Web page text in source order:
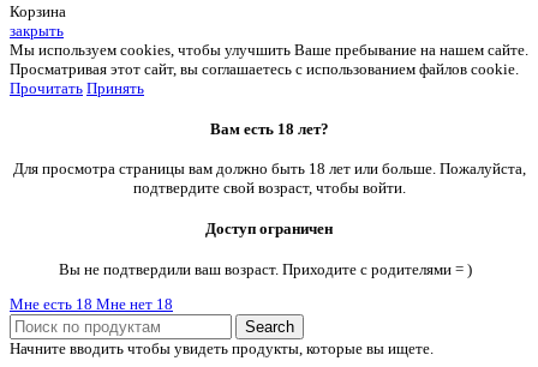
Корзина
закрыть
Мы используем cookies, чтобы улучшить Ваше пребывание на нашем сайте.
Просматривая этот сайт, вы соглашаетесь с использованием файлов cookie.
Прочитать Принять
Вам есть 18 лет?
Для просмотра страницы вам должно быть 18 лет или больше. Пожалуйста,
подтвердите свой возраст, чтобы войти.
Доступ ограничен
Вы не подтвердили ваш возраст. Приходите с родителями = )
Мне есть 18 Мне нет 18
Search
Начните вводить чтобы увидеть продукты, которые вы ищете.